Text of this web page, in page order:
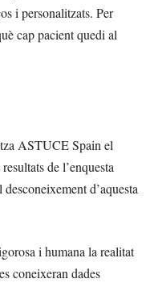
i personalitzats. Per
cap pacient quedi al
ASTUCE Spain el
de l’enquesta
d’aquesta
i humana la realitat
coneixeran dades